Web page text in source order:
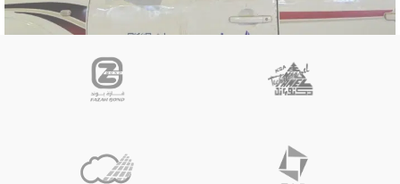
حروف
بسمة المسواك لطب الأسنان